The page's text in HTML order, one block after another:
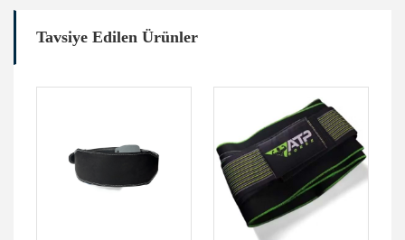
Tavsiye Edilen Ürünler